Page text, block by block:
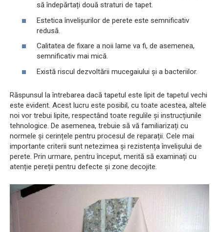
să îndepărtați două straturi de tapet.
Estetica învelișurilor de perete este semnificativ
redusă.
Calitatea de fixare a noii lame va fi, de asemenea,
semnificativ mai mică.
Există riscul dezvoltării mucegaiului și a bacteriilor.
Răspunsul la întrebarea dacă tapetul este lipit de tapetul vechi
este evident. Acest lucru este posibil, cu toate acestea, altele
noi vor trebui lipite, respectând toate regulile și instrucțiunile
tehnologice. De asemenea, trebuie să vă familiarizați cu
normele și cerințele pentru procesul de reparații. Cele mai
importante criterii sunt netezimea și rezistența învelișului de
perete. Prin urmare, pentru început, merită să examinați cu
atenție pereții pentru defecte și zone decojite.